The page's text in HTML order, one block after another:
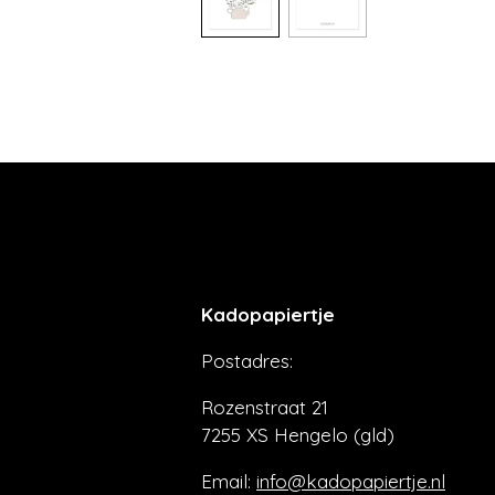
Kadopapiertje
Postadres:
Rozenstraat 21
7255 XS Hengelo (gld)
Email: info@kadopapiertje.nl